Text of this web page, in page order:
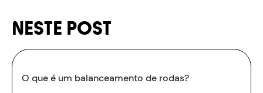
NESTE POST
O que é um balanceamento de rodas?